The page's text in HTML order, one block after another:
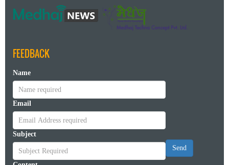
FEEDBACK
Name
Email
Subject
Send